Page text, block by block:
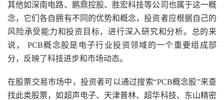
其他如深南电路、鹏鼎控股、胜宏科技等公司也属于这一概
念，它们各自拥有不同的优势和概念，投资者应根据自己的
风险承受能力和投资目标，进行深入研究和分析。总的来
说， PCB概念股是电子行业投资领域的一个重要组成部
分，反映了科技进步和市场动态。
在股票交易市场中，投资者可以通过搜索“PCB概念股”来查
找此类股票，如超声电子、天津普林、超华科技、东山精密